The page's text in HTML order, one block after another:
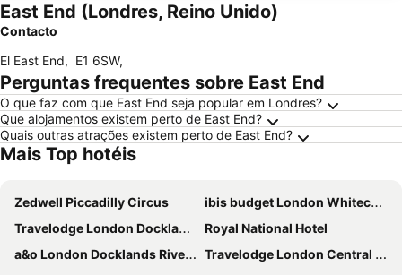
East End (Londres, Reino Unido)
Contacto
El East End, E1 6SW,
Perguntas frequentes sobre East End
O que faz com que East End seja popular em Londres?
Que alojamentos existem perto de East End?
Quais outras atrações existem perto de East End?
Mais Top hotéis
Zedwell Piccadilly Circus
ibis budget London Whitechapel - Brick Lane
Travelodge London Docklands Central
Royal National Hotel
a&o London Docklands Riverside
Travelodge London Central Elephant and Castle